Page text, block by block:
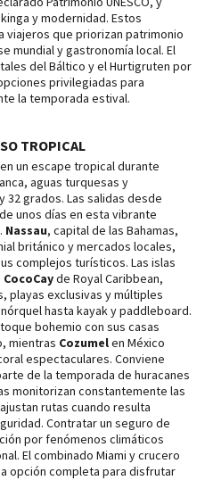
y modernidad. Estos
viajeros que priorizan patrimonio
mundial y gastronomía local. El
del Báltico y el Hurtigruten por
privilegiadas para
la temporada estival.
TROPICAL
un escape tropical durante
aguas turquesas y
grados. Las salidas desde
unos días en esta vibrante
Nassau, capital de las Bahamas,
británico y mercados locales,
complejos turísticos. Las islas
CocoCayde Royal Caribbean,
playas exclusivas y múltiples
hasta kayak y paddleboard.
bohemio con sus casas
mientras Cozumelen México
espectaculares. Conviene
de la temporada de huracanes
monitorizan constantemente las
rutas cuando resulta
Contratar un seguro de
por fenómenos climáticos
El combinado Miami y crucero
opción completa para disfrutar